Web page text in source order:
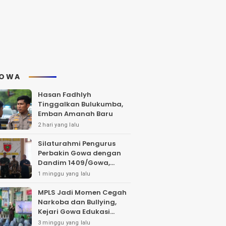
Hasan Fadhlyh
Tinggalkan Bulukumba,
Emban Amanah Baru
2 hari yang lalu
Silaturahmi Pengurus
Perbakin Gowa dengan
Dandim 1409/Gowa,
Bahas Pengembangan
Pembinaan Atlet
1 minggu yang lalu
MPLS Jadi Momen Cegah
Narkoba dan Bullying,
Kejari Gowa Edukasi
Pelajar Sejak Dini
3 minggu yang lalu